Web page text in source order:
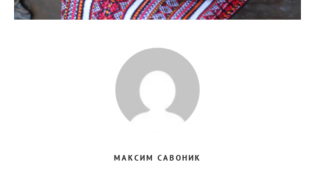
МАКСИМ САВОНИК